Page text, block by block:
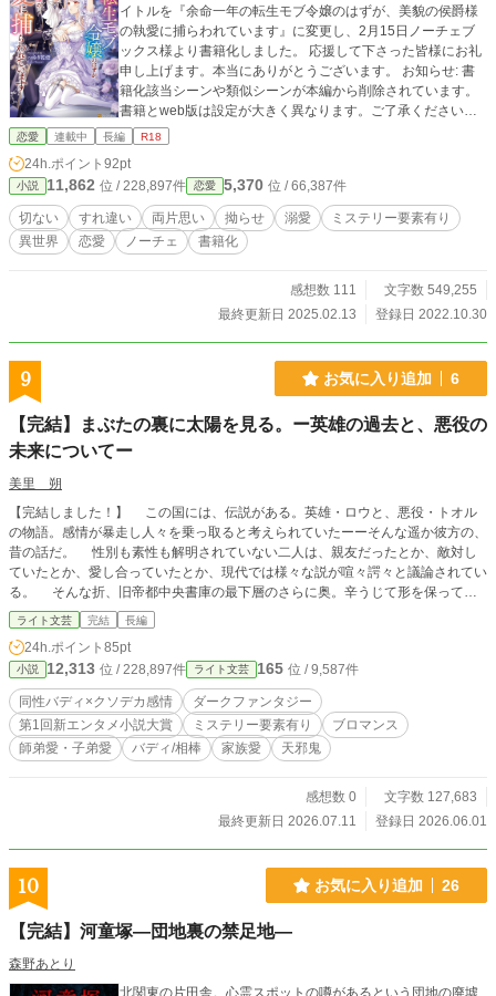
イトルを『余命一年の転生モブ令嬢のはずが、美貌の侯爵様
の執愛に捕らわれています』に変更し、2月15日ノーチェブ
ックス様より書籍化しました。 応援して下さった皆様にお礼
申し上げます。本当にありがとうございます。 お知らせ: 書
籍化該当シーンや類似シーンが本編から削除されています。
書籍とweb版は設定が大きく異なります。ご了承ください。
現在削除されたweb版ストーリーのあらすじを順次掲載して
を追い求め望まぬ永遠を手に入れた青年と、必ず18歳で死ん
でしまう少女の物語。 『リーベンデイルの生きた人形』 そ
れは、奴隷制度のないこの国で、愛玩用に売買される美しい
愛玩奴隷の隠語だ。 伯爵令嬢と王家の影、二つの顔を持つア
リシティアは、幼い頃からリーベンデイルの生きた人形を追
類似した世界で、アリシティアは番外編で名前が出た時点で
死んでいるモブ中のモブ。 そんな彼女は、幼い頃、物語のヒ
ったアリシティアは、物語の中では名前すら出てこない、ル
約者となり、ルイスの運命を変えようとする。だが、アリシ
ティアは全てに失敗し、幼いルイスに嫌われ拒絶される。そ
ながら、物語のクライマックス、王太子暗殺事件とルイスの
死を阻止するため、運命に抗おうとする。 だが彼女は知らぬ
間に、物語の中に隠された、複雑に絡み合う真実へと近づい
ていく。 R18のシーンには、【R18】マークをつけていま
す。 ※マークは、改定前の作品から変更した部分です。 SS
として公開していたシーンを付け加えたり、意図をわかりや
すく書き直しています。 頂いたコメントのネタバレ設定忘れ
があります。お許しください。 ※このお話は、2022年６月に
公開した、『モブで悪女な私の最愛で最悪の婚約者』の改訂
版です。
恋愛 連載中 長編 R18
24h.ポイント 92pt
小説 11,862 位 / 228,897件 恋愛 5,370 位 / 66,387件
切ない すれ違い 両片思い 拗らせ 溺愛
ミステリー要素有り
異世界
恋愛 ノーチェ 書籍化
感想数 111
文字数 549,255
最終更新日 2025.02.13
登録日 2022.10.30
9 お気に入り追加 6
【完結】まぶたの裏に太陽を見る。ー英雄の過去と、悪役の
未来についてー
美里 朔
【完結しました！】 この国には、伝説がある。英雄・ロウと、悪役・トオル
の物語。感情が暴走し人々を乗っ取ると考えられていたーーそんな遥か彼方の、
昔の話だ。 性別も素性も解明されていない二人は、親友だったとか、敵対し
ていたとか、愛し合っていたとか、現代では様々な説が喧々諤々と議論されてい
る。 そんな折、旧帝都中央書庫の最下層のさらに奥。辛うじて形を保ってい
る、タイトルも著者も書かれていない一冊の本が見つかる。どうやら、ある人物
が残した手記らしい。 手記に綴られていたのは、救いと言うには苦く冷た
く、咎と言うには甘く残った記憶だった。 新エンタメ小説大賞にエントリー
しています。最後まで楽しんでいただけたら。
ライト文芸 完結 長編
24h.ポイント 85pt
小説 12,313 位 / 228,897件 ライト文芸 165 位 / 9,587件
同性バディ×クソデカ感情
ダークファンタジー
第1回新エンタメ小説大賞
ミステリー要素有り
ブロマンス
師弟愛・子弟愛
バディ/相棒 家族愛 天邪鬼
感想数 0
文字数 127,683
最終更新日 2026.07.11
登録日 2026.06.01
10 お気に入り追加 26
【完結】河童塚―団地裏の禁足地―
森野あとり
北関東の片田舎。心霊スポットの噂があるという団地の廃墟